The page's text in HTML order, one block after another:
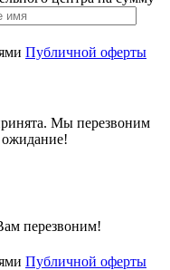
Публичной оферты
Мы перезвоним
перезвоним!
Публичной оферты